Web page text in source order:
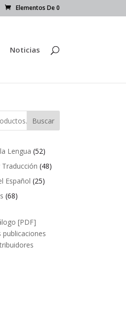
Elementos De 0
Noticias
Buscar
Lengua 5252
productos
4848
Español 2525
6868
[PDF]
publicaciones